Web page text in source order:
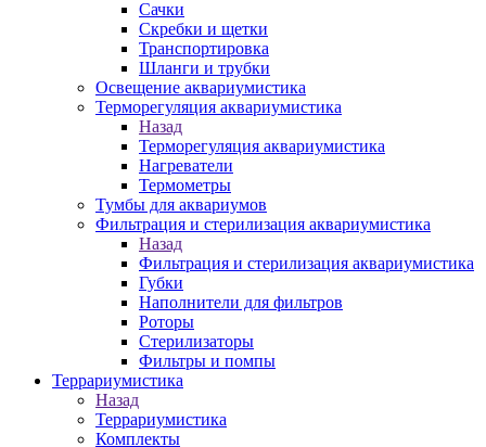
Сачки
Скребки и щетки
Транспортировка
Шланги и трубки
Освещение аквариумистика
Терморегуляция аквариумистика
Назад
Терморегуляция аквариумистика
Нагреватели
Термометры
Тумбы для аквариумов
Фильтрация и стерилизация аквариумистика
Назад
Фильтрация и стерилизация аквариумистика
Губки
Наполнители для фильтров
Роторы
Стерилизаторы
Фильтры и помпы
Террариумистика
Назад
Террариумистика
Комплекты